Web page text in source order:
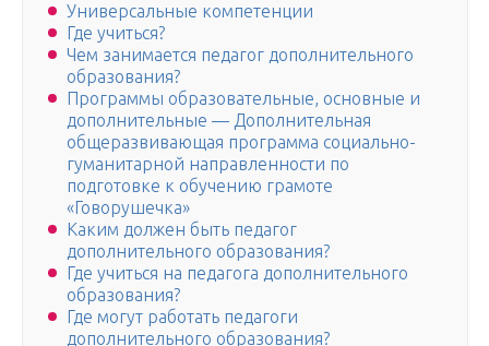
Универсальные компетенции
Где учиться?
Чем занимается педагог дополнительного
образования?
Программы образовательные, основные и
дополнительные — Дополнительная
общеразвивающая программа социально-
гуманитарной направленности по
подготовке к обучению грамоте
«Говорушечка»
Каким должен быть педагог
дополнительного образования?
Где учиться на педагога дополнительного
образования?
Где могут работать педагоги
дополнительного образования?